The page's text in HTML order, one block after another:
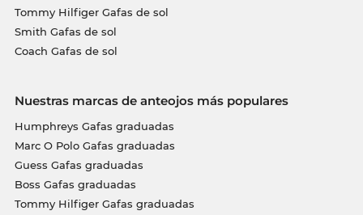
Tommy Hilfiger Gafas de sol
Smith Gafas de sol
Coach Gafas de sol
Nuestras marcas de anteojos más populares
Humphreys Gafas graduadas
Marc O Polo Gafas graduadas
Guess Gafas graduadas
Boss Gafas graduadas
Tommy Hilfiger Gafas graduadas